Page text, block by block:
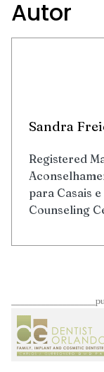
Autor
Sandra
Registered
para Casais
Counseling